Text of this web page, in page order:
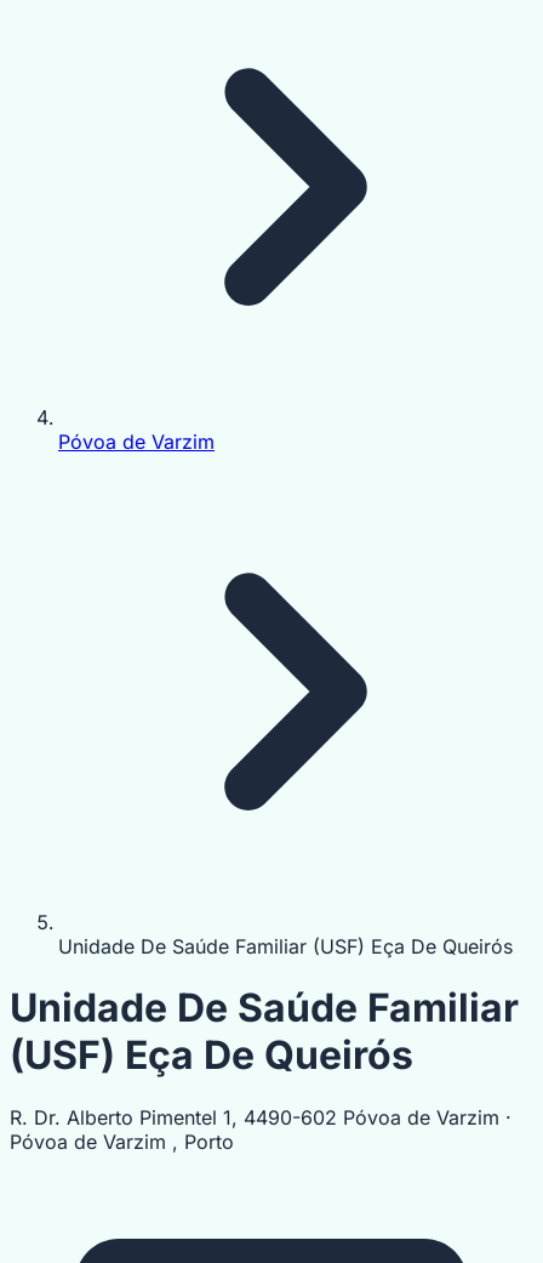
Póvoa de Varzim
Unidade De Saúde Familiar (USF) Eça De Queirós
Unidade De Saúde Familiar
(USF) Eça De Queirós
R. Dr. Alberto Pimentel 1, 4490-602 Póvoa de Varzim ·
Póvoa de Varzim , Porto